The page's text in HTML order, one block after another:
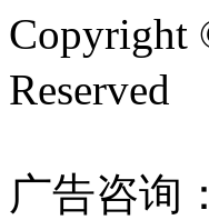
Copyright
Reserved
广告咨询